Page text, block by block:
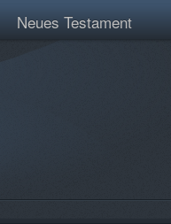
Neues Testament